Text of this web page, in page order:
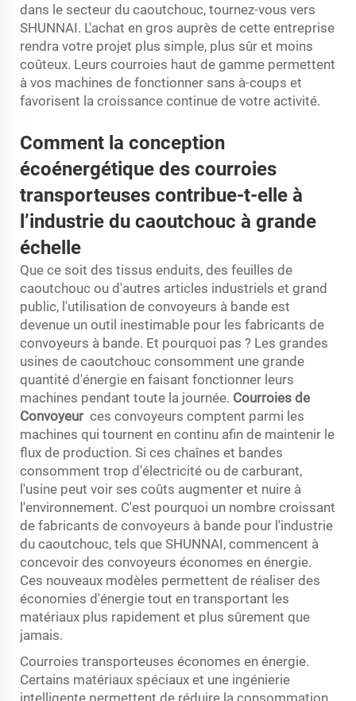
dans le secteur du caoutchouc, tournez-vous vers
SHUNNAI. L'achat en gros auprès de cette entreprise
rendra votre projet plus simple, plus sûr et moins
coûteux. Leurs courroies haut de gamme permettent
à vos machines de fonctionner sans à-coups et
favorisent la croissance continue de votre activité.
Comment la conception
écoénergétique des courroies
transporteuses contribue-t-elle à
l’industrie du caoutchouc à grande
échelle
Que ce soit des tissus enduits, des feuilles de
caoutchouc ou d'autres articles industriels et grand
public, l'utilisation de convoyeurs à bande est
devenue un outil inestimable pour les fabricants de
convoyeurs à bande. Et pourquoi pas ? Les grandes
usines de caoutchouc consomment une grande
quantité d'énergie en faisant fonctionner leurs
machines pendant toute la journée. Courroies de
Convoyeur ces convoyeurs comptent parmi les
machines qui tournent en continu afin de maintenir le
flux de production. Si ces chaînes et bandes
consomment trop d'électricité ou de carburant,
l'usine peut voir ses coûts augmenter et nuire à
l'environnement. C'est pourquoi un nombre croissant
de fabricants de convoyeurs à bande pour l'industrie
du caoutchouc, tels que SHUNNAI, commencent à
concevoir des convoyeurs économes en énergie.
Ces nouveaux modèles permettent de réaliser des
économies d'énergie tout en transportant les
matériaux plus rapidement et plus sûrement que
jamais.
Courroies transporteuses économes en énergie.
Certains matériaux spéciaux et une ingénierie
intelligente permettent de réduire la consommation